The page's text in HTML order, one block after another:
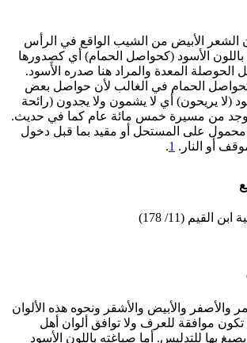
الشعر الأبيض من الشيب الواقع في الرأس
باللون الأسود (كحواصل الحمام) أي كصدورها
الحوصلة المعدة والمراد هنا صدره الأَسود.
الحمام في الغالب لأن حواصل بعض
(لا يريحون) أي لا يشمون ولا يجدون (رائحة
توجد من مسيرة خمس مائة عام كما في حديث.
محمول على المستحل أو مقيد بما قبل دخول
أو النار. 1
.
القيم (11/ 178)
والأصفر والأبيض والأشقر ونحوه هذه الألوان
موافقة للعرف ولا توافق ألوان أهل
بها للتدليس. أما صباغته باللون الأسود